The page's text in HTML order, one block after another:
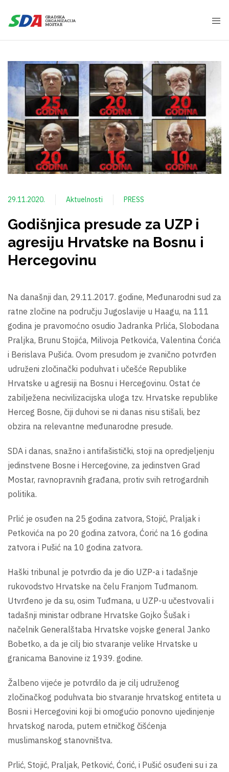
29.11.2020. Aktuelnosti PRESS
Godišnjica presude za UZP i
agresiju Hrvatske na Bosnu i
Hercegovinu
Na današnji dan, 29.11.2017. godine, Međunarodni sud za
ratne zločine na području Jugoslavije u Haagu, na 111
godina je pravomoćno osudio Jadranka Prlića, Slobodana
Praljka, Brunu Stojića, Milivoja Petkovića, Valentina Ćorića
i Berislava Pušića. Ovom presudom je zvanično potvrđen
udruženi zločinački poduhvat i učešće Republike
Hrvatske u agresiji na Bosnu i Hercegovinu. Ostat će
zabilježena necivilizacijska uloga tzv. Hrvatske republike
Herceg Bosne, čiji duhovi se ni danas nisu stišali, bez
obzira na relevantne međunarodne presude.
SDA i danas, snažno i antifašistički, stoji na opredjeljenju
jedinstvene Bosne i Hercegovine, za jedinstven Grad
Mostar, ravnopravnih građana, protiv svih retrogardnih
politika.
Prlić je osuđen na 25 godina zatvora, Stojić, Praljak i
Petkovića na po 20 godina zatvora, Ćorić na 16 godina
zatvora i Pušić na 10 godina zatvora.
Haški tribunal je potvrdio da je dio UZP-a i tadašnje
rukovodstvo Hrvatske na čelu Franjom Tuđmanom.
Utvrđeno je da su, osim Tuđmana, u UZP-u učestvovali i
tadašnji ministar odbrane Hrvatske Gojko Šušak i
načelnik Generalštaba Hrvatske vojske general Janko
Bobetko, a da je cilj bio stvaranje velike Hrvatske u
granicama Banovine iz 1939. godine.
Žalbeno vijeće je potvrdilo da je cilj udruženog
zločinačkog poduhvata bio stvaranje hrvatskog entiteta u
Bosni i Hercegovini koji bi omogućio ponovno ujedinjenje
hrvatskog naroda, putem etničkog čišćenja
muslimanskog stanovništva.
Prlić, Stojić, Praljak, Petković, Ćorić, i Pušić osuđeni su i za